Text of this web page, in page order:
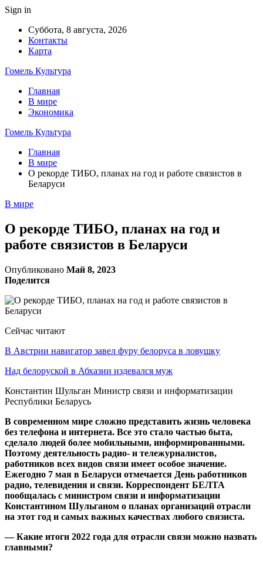
Sign in
Суббота, 8 августа, 2026
Контакты
Карта
Гомель Культура
Главная
В мире
Экономика
Гомель Культура
Главная
В мире
О рекорде ТИБО, планах на год и работе связистов в
Беларуси
В мире
О рекорде ТИБО, планах на год и
работе связистов в Беларуси
Опубликовано Май 8, 2023
Поделится
Сейчас читают
В Австрии навигатор завел фуру белоруса в ловушку
Над белоруской в Абхазии издевался муж
Константин Шульган Министр связи и информатизации
Республики Беларусь
В современном мире сложно представить жизнь человека
без телефона и интернета. Все это стало частью быта,
сделало людей более мобильными, информированными.
Поэтому деятельность радио- и тележурналистов,
работников всех видов связи имеет особое значение.
Ежегодно 7 мая в Беларуси отмечается День работников
радио, телевидения и связи. Корреспондент БЕЛТА
пообщалась с министром связи и информатизации
Константином Шульганом о планах организаций отрасли
на этот год и самых важных качествах любого связиста.
— Какие итоги 2022 года для отрасли связи можно назвать
главными?